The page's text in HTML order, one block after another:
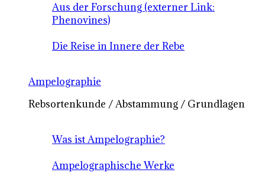
Aus der Forschung (externer Link:
Phenovines)
Die Reise in Innere der Rebe
Ampelographie
Rebsortenkunde / Abstammung / Grundlagen
Was ist Ampelographie?
Ampelographische Werke